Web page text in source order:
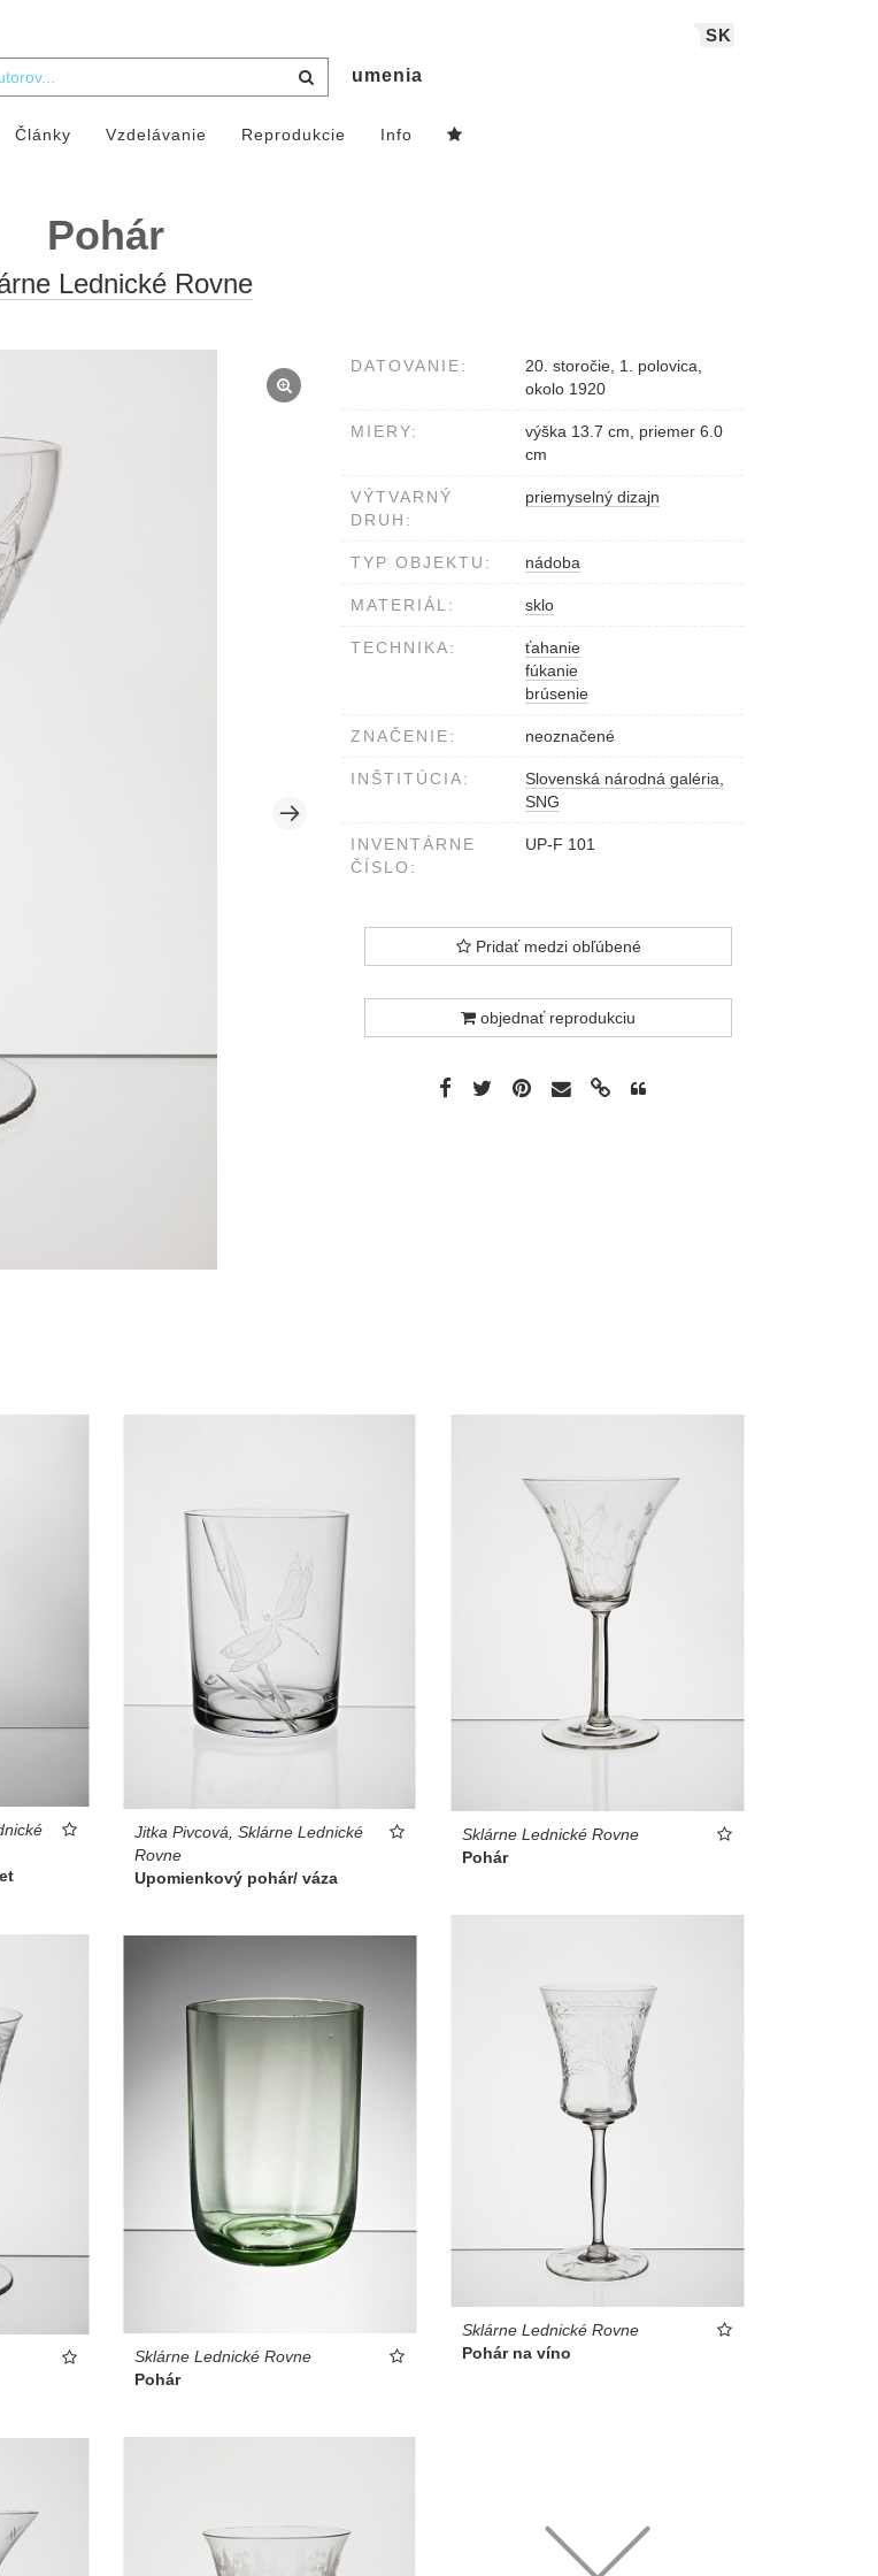
SK
umenia
Články Vzdelávanie Reprodukcie Info
Pohár
Lednické Rovne
DATOVANIE:
20. storočie, 1. polovica,
okolo 1920
MIERY:
výška 13.7 cm, priemer 6.0
cm
VÝTVARNÝ
DRUH:
priemyselný dizajn
TYP OBJEKTU: nádoba
MATERIÁL: sklo
TECHNIKA:
ťahanie
fúkanie
brúsenie
ZNAČENIE: neoznačené
INŠTITÚCIA:
Slovenská národná galéria,
SNG
INVENTÁRNE
ČÍSLO:
UP-F 101
Pridať medzi obľúbené
objednať reprodukciu
Jitka Pivcová, Sklárne Lednické
Rovne
Upomienkový pohár/ váza
Sklárne Lednické Rovne
Pohár
Sklárne Lednické Rovne
Pohár na víno
Sklárne Lednické Rovne
Pohár